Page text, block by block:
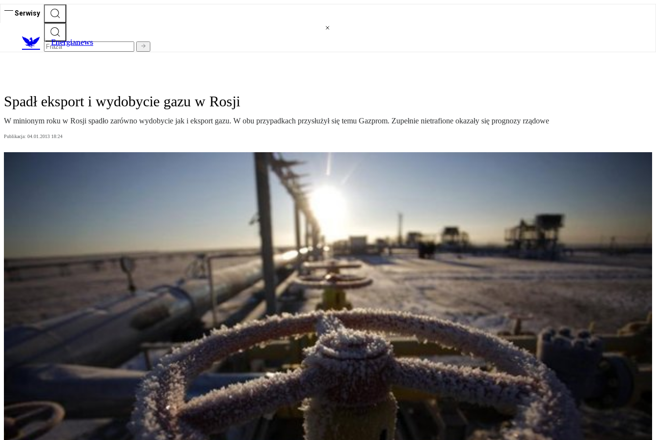
Serwisy
Energianews
Spadł eksport i wydobycie gazu w Rosji
W minionym roku w Rosji spadło zarówno wydobycie jak i eksport gazu. W obu przypadkach przysłużył się temu Gazprom. Zupełnie nietrafione okazały się prognozy rządowe
Publikacja: 04.01.2013 18:24